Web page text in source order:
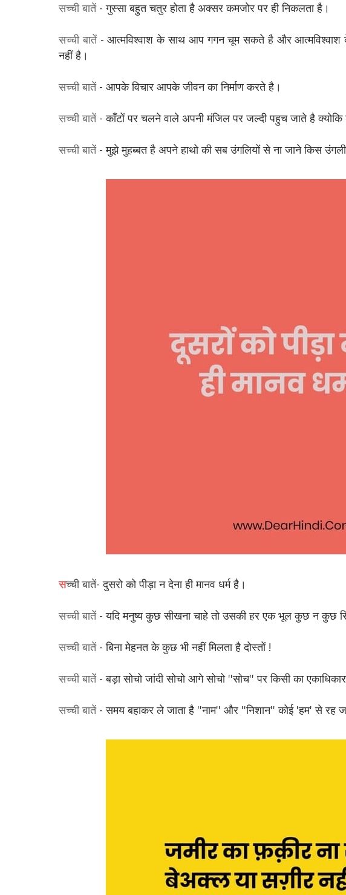
सच्ची बातें - गुस्सा बहुत चतुर होता है अक्सर कमजोर पर ही निकलता है।
सच्ची बातें - आत्मविश्वाश के साथ आप गगन चूम सकते है और आत्मविश्वाश
नहीं है।
सच्ची बातें - आपके विचार आपके जीवन का निर्माण करते है।
सच्ची बातें - काँटों पर चलने वाले अपनी मंजिल पर जल्दी पहुच जाते है क्योकि
सच्ची बातें - मुझे मुहब्बत है अपने हाथो की सब उंगलियों से ना जाने किस
सच्ची बातें- दुसरो को पीड़ा न देना ही मानव धर्म है।
सच्ची बातें - यदि मनुष्य कुछ सीखना चाहे तो उसकी हर एक भूल कुछ न कुछ
सच्ची बातें - बिना मेहनत के कुछ भी नहीं मिलता है दोस्तों !
सच्ची बातें - बड़ा सोचो जांदी सोचो आगे सोचो ''सोच'' पर किसी का
सच्ची बातें - समय बहाकर ले जाता है ''नाम'' और ''निशान'' कोई 'हम' से रह